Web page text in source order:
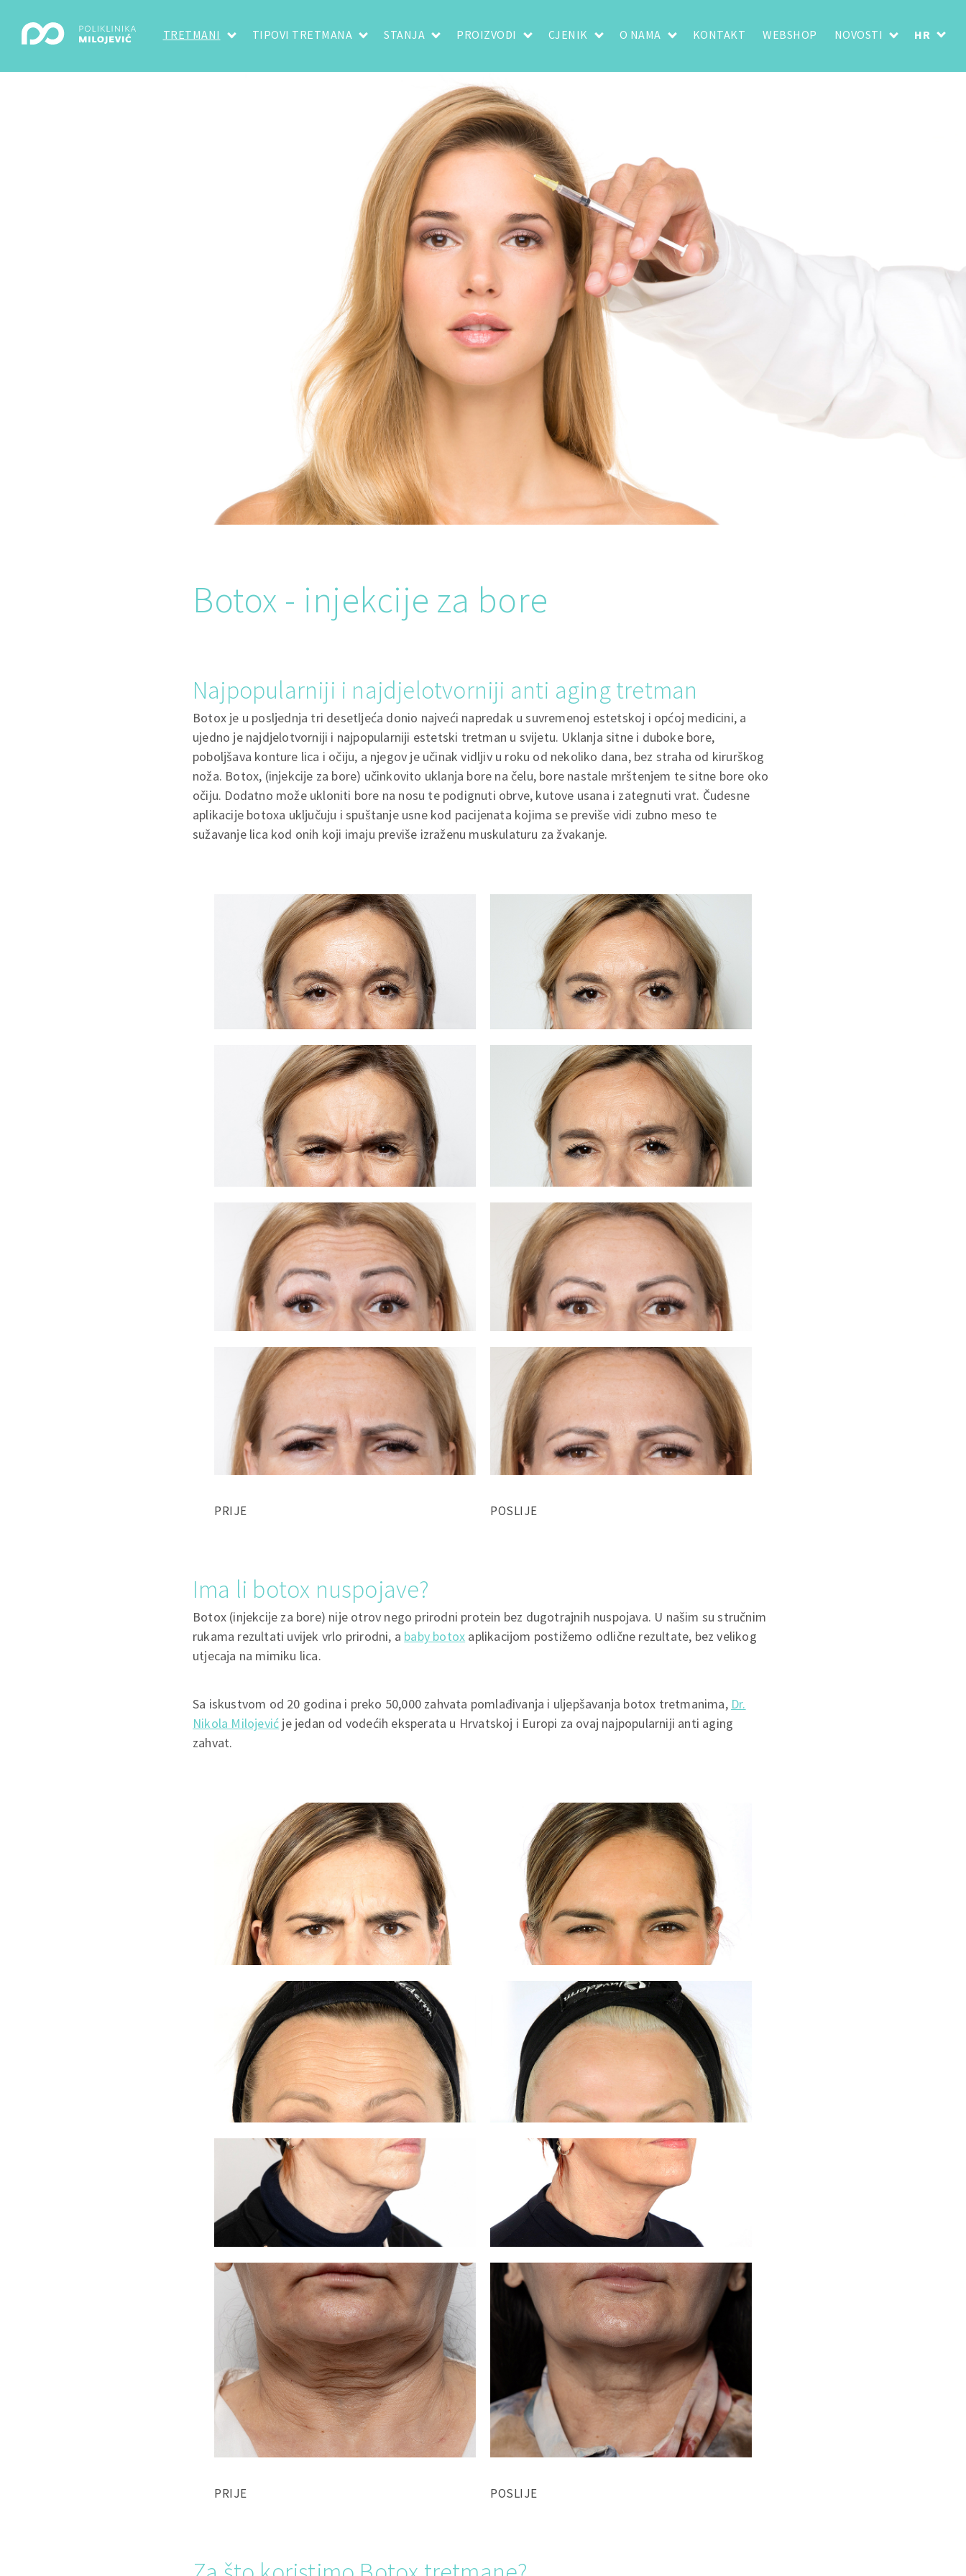
TRETMANI TIPOVI TRETMANA STANJA PROIZVODI CJENIK O NAMA KONTAKT WEBSHOP NOVOSTI HR
Botox - injekcije za bore
Najpopularniji i najdjelotvorniji anti aging tretman
Botox je u posljednja tri desetljeća donio najveći napredak u suvremenoj estetskoj i općoj medicini, a
ujedno je najdjelotvorniji i najpopularniji estetski tretman u svijetu. Uklanja sitne i duboke bore,
poboljšava konture lica i očiju, a njegov je učinak vidljiv u roku od nekoliko dana, bez straha od kirurškog
noža. Botox, (injekcije za bore) učinkovito uklanja bore na čelu, bore nastale mrštenjem te sitne bore oko
očiju. Dodatno može ukloniti bore na nosu te podignuti obrve, kutove usana i zategnuti vrat. Čudesne
aplikacije botoxa uključuju i spuštanje usne kod pacijenata kojima se previše vidi zubno meso te
sužavanje lica kod onih koji imaju previše izraženu muskulaturu za žvakanje.
PRIJE POSLIJE
Ima li botox nuspojave?
Botox (injekcije za bore) nije otrov nego prirodni protein bez dugotrajnih nuspojava. U našim su stručnim
rukama rezultati uvijek vrlo prirodni, a baby botox aplikacijom postižemo odlične rezultate, bez velikog
utjecaja na mimiku lica.
Sa iskustvom od 20 godina i preko 50,000 zahvata pomlađivanja i uljepšavanja botox tretmanima, Dr.
Nikola Milojević je jedan od vodećih eksperata u Hrvatskoj i Europi za ovaj najpopularniji anti aging
zahvat.
PRIJE POSLIJE